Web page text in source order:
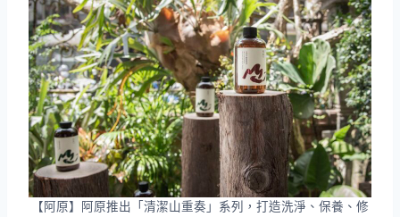
【阿原】阿原推出「清潔山重奏」系列，打造洗淨、保養、修